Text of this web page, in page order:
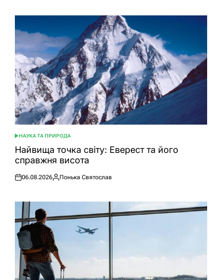
ОПУБЛІКУВАТИ
У
НАУКА ТА ПРИРОДА
Найвища точка світу: Еверест та його
справжня висота
Оприлюднено
06.08.2026
Опубліковано
Понька Святослав